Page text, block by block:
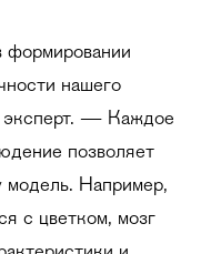
формировании
нашего
— Каждое
позволяет
модель. Например,
с цветком, мозг